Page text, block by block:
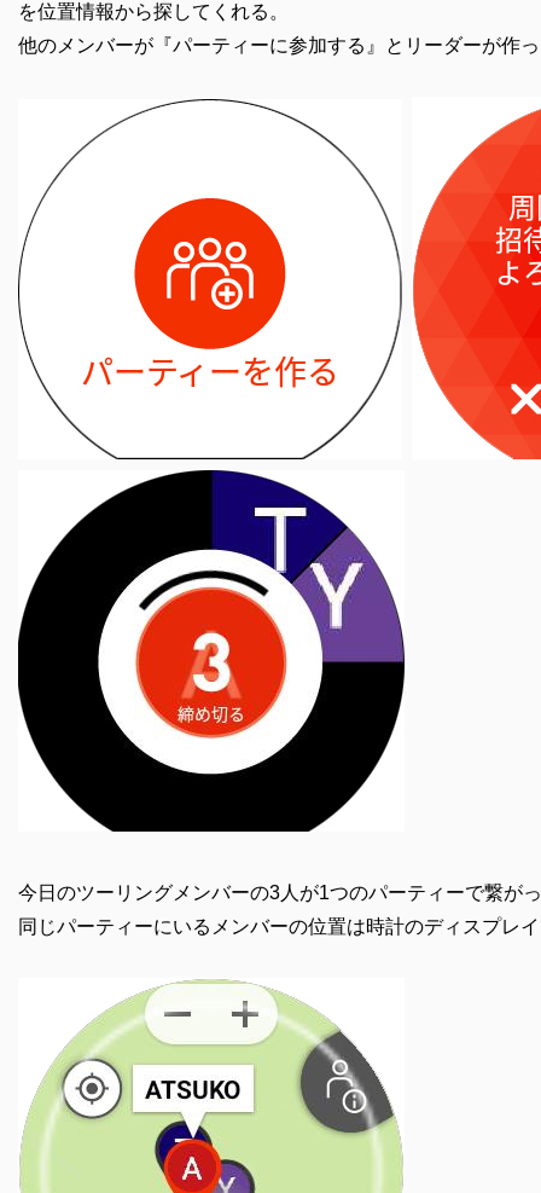
を位置情報から探してくれる。
他のメンバーが『パーティーに参加する』とリーダーが作
今日のツーリングメンバーの3人が1つのパーティーで繋が
同じパーティーにいるメンバーの位置は時計のディスプレ